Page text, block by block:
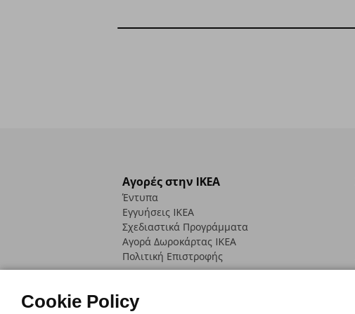
Αγορές στην IKEA
Έντυπα
Εγγυήσεις IKEA
Σχεδιαστικά Προγράμματα
Αγορά Δωρoκάρτας IKEA
Πολιτική Επιστροφής
Cookie Policy